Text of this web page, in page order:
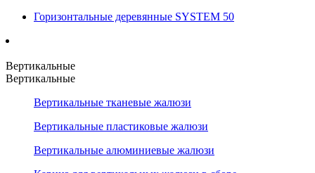
Горизонтальные деревянные SYSTEM 50
Вертикальные
Вертикальные
Вертикальные тканевые жалюзи
Вертикальные пластиковые жалюзи
Вертикальные алюминиевые жалюзи